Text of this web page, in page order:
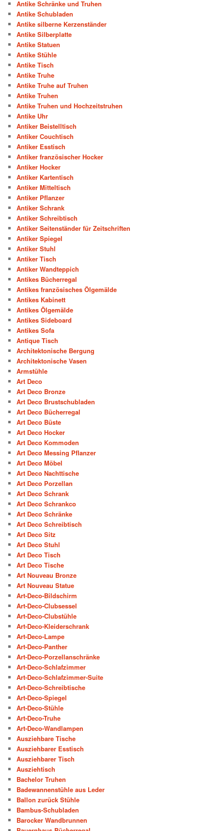
Antike Schränke und Truhen
Antike Schubladen
Antike silberne Kerzenständer
Antike Silberplatte
Antike Statuen
Antike Stühle
Antike Tisch
Antike Truhe
Antike Truhe auf Truhen
Antike Truhen
Antike Truhen und Hochzeitstruhen
Antike Uhr
Antiker Beistelltisch
Antiker Couchtisch
Antiker Esstisch
Antiker französischer Hocker
Antiker Hocker
Antiker Kartentisch
Antiker Mitteltisch
Antiker Pflanzer
Antiker Schrank
Antiker Schreibtisch
Antiker Seitenständer für Zeitschriften
Antiker Spiegel
Antiker Stuhl
Antiker Tisch
Antiker Wandteppich
Antikes Bücherregal
Antikes französisches Ölgemälde
Antikes Kabinett
Antikes Ölgemälde
Antikes Sideboard
Antikes Sofa
Antique Tisch
Architektonische Bergung
Architektonische Vasen
Armstühle
Art Deco
Art Deco Bronze
Art Deco Brustschubladen
Art Deco Bücherregal
Art Deco Büste
Art Deco Hocker
Art Deco Kommoden
Art Deco Messing Pflanzer
Art Deco Möbel
Art Deco Nachttische
Art Deco Porzellan
Art Deco Schrank
Art Deco Schrankco
Art Deco Schränke
Art Deco Schreibtisch
Art Deco Sitz
Art Deco Stuhl
Art Deco Tisch
Art Deco Tische
Art Nouveau Bronze
Art Nouveau Statue
Art-Deco-Bildschirm
Art-Deco-Clubsessel
Art-Deco-Clubstühle
Art-Deco-Kleiderschrank
Art-Deco-Lampe
Art-Deco-Panther
Art-Deco-Porzellanschränke
Art-Deco-Schlafzimmer
Art-Deco-Schlafzimmer-Suite
Art-Deco-Schreibtische
Art-Deco-Spiegel
Art-Deco-Stühle
Art-Deco-Truhe
Art-Deco-Wandlampen
Ausziehbare Tische
Ausziehbarer Esstisch
Ausziehbarer Tisch
Ausziehtisch
Bachelor Truhen
Badewannenstühle aus Leder
Ballon zurück Stühle
Bambus-Schubladen
Barocker Wandbrunnen